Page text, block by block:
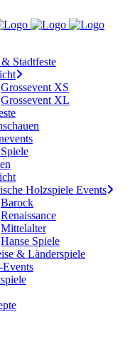
Stadtfeste
Grossevent XS
Grossevent XL
Holzspiele Events
Barock
Renaissance
Mittelalter
Hanse Spiele
& Länderspiele